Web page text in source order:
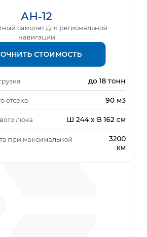
АН-12
самолёт для региональной
навигации
СТОИМОСТЬ
до 18 тонн
отсека 90 м3
люка Ш 244 x В 162 см
при максимальной
3200
км